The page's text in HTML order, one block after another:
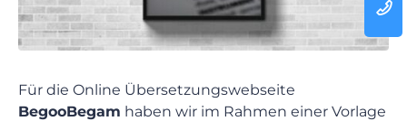
Für die Online Übersetzungswebseite
BegooBegam haben wir im Rahmen einer Vorlage